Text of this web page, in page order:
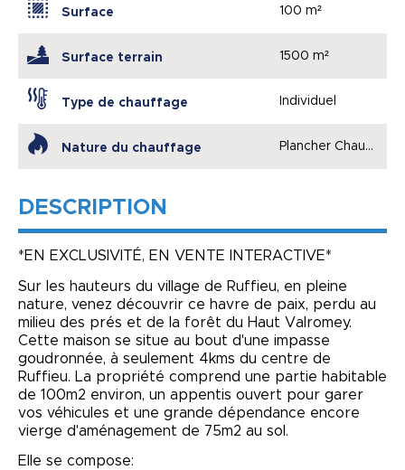
Surface 100 m²
Surface terrain 1500 m²
Type de chauffage Individuel
Nature du chauffage Plancher Chauffant
DESCRIPTION
*EN EXCLUSIVITÉ, EN VENTE INTERACTIVE*
Sur les hauteurs du village de Ruffieu, en pleine
nature, venez découvrir ce havre de paix, perdu au
milieu des prés et de la forêt du Haut Valromey.
Cette maison se situe au bout d'une impasse
goudronnée, à seulement 4kms du centre de
Ruffieu. La propriété comprend une partie habitable
de 100m2 environ, un appentis ouvert pour garer
vos véhicules et une grande dépendance encore
vierge d'aménagement de 75m2 au sol.
Elle se compose: